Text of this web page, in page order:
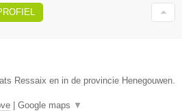
Ressaix en in de provincie Henegouwen.
| Google maps ▼